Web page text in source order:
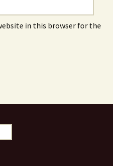
in this browser for the